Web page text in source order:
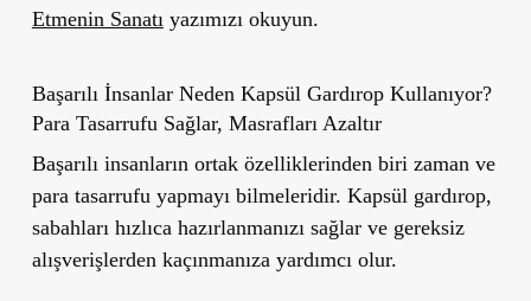
Etmenin Sanatı yazımızı okuyun.
Başarılı İnsanlar Neden Kapsül Gardırop Kullanıyor?
Para Tasarrufu Sağlar, Masrafları Azaltır
Başarılı insanların ortak özelliklerinden biri zaman ve
para tasarrufu yapmayı bilmeleridir. Kapsül gardırop,
sabahları hızlıca hazırlanmanızı sağlar ve gereksiz
alışverişlerden kaçınmanıza yardımcı olur.